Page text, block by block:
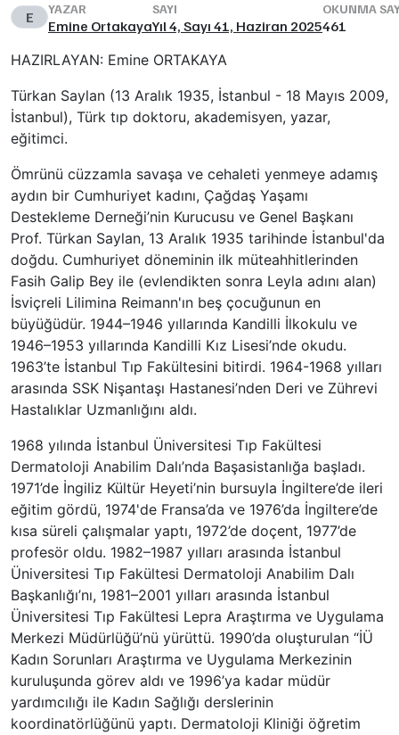
E YAZAR
Emine Ortakaya
SAYI
Yıl 4, Sayı 41, Haziran 2025
OKUNMA
461
HAZIRLAYAN: Emine ORTAKAYA
Türkan Saylan (13 Aralık 1935, İstanbul - 18 Mayıs 2009,
İstanbul), Türk tıp doktoru, akademisyen, yazar,
eğitimci.
Ömrünü cüzzamla savaşa ve cehaleti yenmeye adamış
aydın bir Cumhuriyet kadını, Çağdaş Yaşamı
Destekleme Derneği’nin Kurucusu ve Genel Başkanı
Prof. Türkan Saylan, 13 Aralık 1935 tarihinde İstanbul'da
doğdu. Cumhuriyet döneminin ilk müteahhitlerinden
Fasih Galip Bey ile (evlendikten sonra Leyla adını alan)
İsviçreli Lilimina Reimann'ın beş çocuğunun en
büyüğüdür. 1944–1946 yıllarında Kandilli İlkokulu ve
1946–1953 yıllarında Kandilli Kız Lisesi’nde okudu.
1963’te İstanbul Tıp Fakültesini bitirdi. 1964-1968 yılları
arasında SSK Nişantaşı Hastanesi’nden Deri ve Zührevi
Hastalıklar Uzmanlığını aldı.
1968 yılında İstanbul Üniversitesi Tıp Fakültesi
Dermatoloji Anabilim Dalı’nda Başasistanlığa başladı.
1971’de İngiliz Kültür Heyeti’nin bursuyla İngiltere’de ileri
eğitim gördü, 1974'de Fransa’da ve 1976’da İngiltere’de
kısa süreli çalışmalar yaptı, 1972’de doçent, 1977’de
profesör oldu. 1982–1987 yılları arasında İstanbul
Üniversitesi Tıp Fakültesi Dermatoloji Anabilim Dalı
Başkanlığı’nı, 1981–2001 yılları arasında İstanbul
Üniversitesi Tıp Fakültesi Lepra Araştırma ve Uygulama
Merkezi Müdürlüğü’nü yürüttü. 1990’da oluşturulan “İÜ
Kadın Sorunları Araştırma ve Uygulama Merkezinin
kuruluşunda görev aldı ve 1996’ya kadar müdür
yardımcılığı ile Kadın Sağlığı derslerinin
koordinatörlüğünü yaptı. Dermatoloji Kliniği öğretim